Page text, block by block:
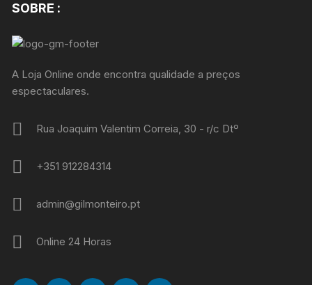
SOBRE :
A Loja Online onde encontra qualidade a preços
espectaculares.
Rua Joaquim Valentim Correia, 30 - r/c Dtº
+351 912284314
admin@gilmonteiro.pt
Online 24 Horas